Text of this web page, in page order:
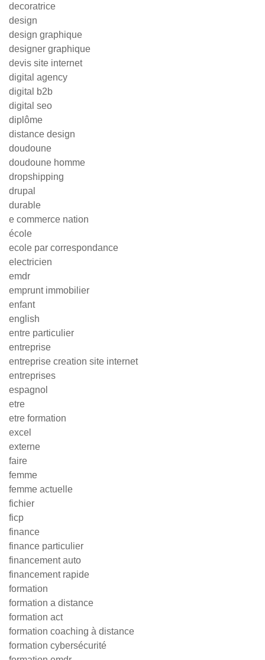
decoratrice
design
design graphique
designer graphique
devis site internet
digital agency
digital b2b
digital seo
diplôme
distance design
doudoune
doudoune homme
dropshipping
drupal
durable
e commerce nation
école
ecole par correspondance
electricien
emdr
emprunt immobilier
enfant
english
entre particulier
entreprise
entreprise creation site internet
entreprises
espagnol
etre
etre formation
excel
externe
faire
femme
femme actuelle
fichier
ficp
finance
finance particulier
financement auto
financement rapide
formation
formation a distance
formation act
formation coaching à distance
formation cybersécurité